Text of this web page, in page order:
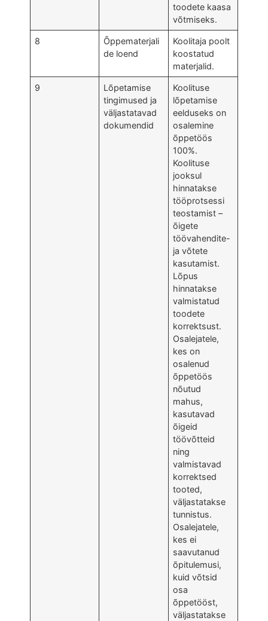
toodete kaasa
võtmiseks.
8
Õppematerjali
de loend
Koolitaja poolt
koostatud
materjalid.
9
Lõpetamise
tingimused ja
väljastatavad
dokumendid
Koolituse
lõpetamise
eelduseks on
osalemine
õppetöös
100%.
Koolituse
jooksul
hinnatakse
tööprotsessi
teostamist –
õigete
töövahendite-
ja võtete
kasutamist.
Lõpus
hinnatakse
valmistatud
toodete
korrektsust.
Osalejatele,
kes on
osalenud
õppetöös
nõutud
mahus,
kasutavad
õigeid
töövõtteid
ning
valmistavad
korrektsed
tooted,
väljastatakse
tunnistus.
Osalejatele,
kes ei
saavutanud
õpitulemusi,
kuid võtsid
osa
õppetööst,
väljastatakse